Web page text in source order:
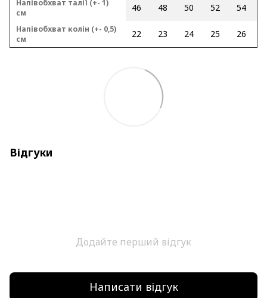
Напівобхват талії (+- 1)
см
46 48 50 52 54
Напівобхват колін (+- 0,5)
см
22 23 24 25 26
Відгуки
Додайте перший відгук
Написати відгук